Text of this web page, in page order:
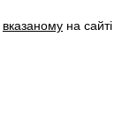
вказаному на сайті